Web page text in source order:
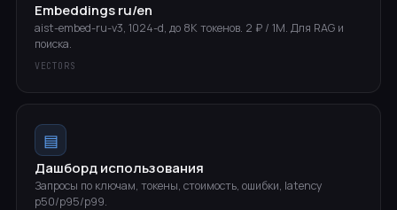
Embeddings ru/en
aist-embed-ru-v3, 1024-d, до 8K токенов. 2 ₽ / 1M. Для RAG и
поиска.
VECTORS
▤
Дашборд использования
Запросы по ключам, токены, стоимость, ошибки, latency
p50/p95/p99.